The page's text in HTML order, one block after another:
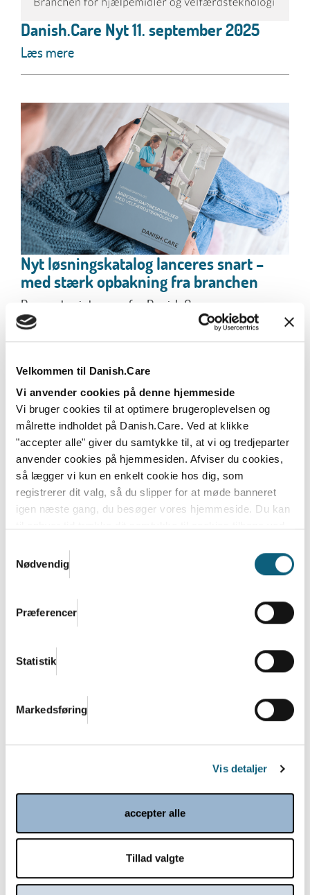
Velkommen til Danish.Care
Vi anvender cookies på denne hjemmeside
Vi bruger cookies til at optimere brugeroplevelsen og
målrette indholdet på Danish.Care. Ved at klikke
"accepter alle" giver du samtykke til, at vi og tredjeparter
anvender cookies på hjemmesiden. Afviser du cookies,
så lægger vi kun en enkelt cookie hos dig, som
registrerer dit valg, så du slipper for at møde banneret
igen næste gang, du besøger vores hjemmeside. Du kan
Danish.Cares privatlivs- og cookiepolitik
Nødvendig
Præferencer
Statistik
Markedsføring
Vis detaljer
accepter alle
Tillad valgte
Danish.Care Nyt 11. september 2025
Læs mere
Nyt løsningskatalog lanceres snart –
med stærk opbakning fra branchen
Der er stor interesse for Danish.Cares
løsningskatalog – både blandt de virksomheder, der
bidrager...
Læs mere
Regeringens finanslovforslag 2026:
på ældreområdet
ældreområdet i regeringens finanslovforslag...
Læs mere
Fra eksportforening til brancheforening